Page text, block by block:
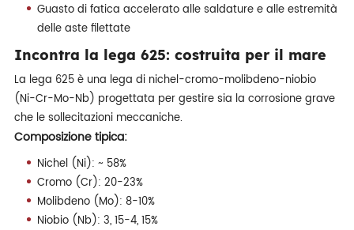
Guasto di fatica accelerato alle saldature e alle estremità
delle aste filettate
Incontra la lega 625: costruita per il mare
La lega 625 è una lega di nichel-cromo-molibdeno-niobio
(Ni-Cr-Mo-Nb) progettata per gestire sia la corrosione grave
che le sollecitazioni meccaniche.
Composizione tipica:
Nichel (Ni): ~ 58%
Cromo (Cr): 20-23%
Molibdeno (Mo): 8-10%
Niobio (Nb): 3, 15-4, 15%